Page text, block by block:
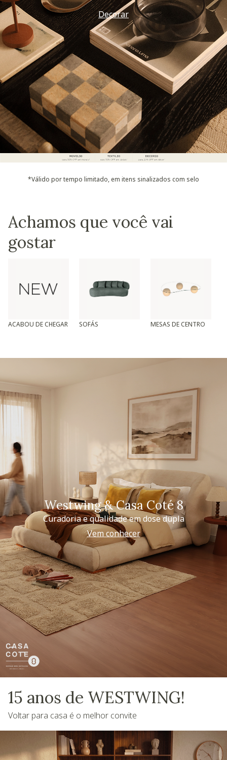
Decorar
*Válido por tempo limitado, em itens sinalizados com selo
Achamos que você vai
gostar
ACABOU DE CHEGAR SOFÁS MESAS DE CENTRO
Westwing & Casa Coté 8
Curadoria e qualidade em dose dupla
Vem conhecer
15 anos de WESTWING!
Voltar para casa é o melhor convite